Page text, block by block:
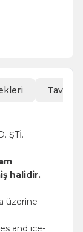
Tavsiye
ŞTİ.
halidir.
üzerine
and ice-